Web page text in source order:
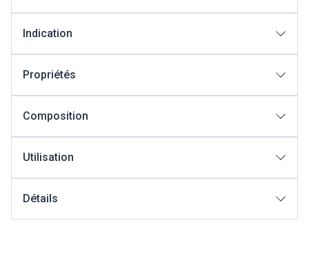
Indication
Propriétés
Composition
Utilisation
Détails